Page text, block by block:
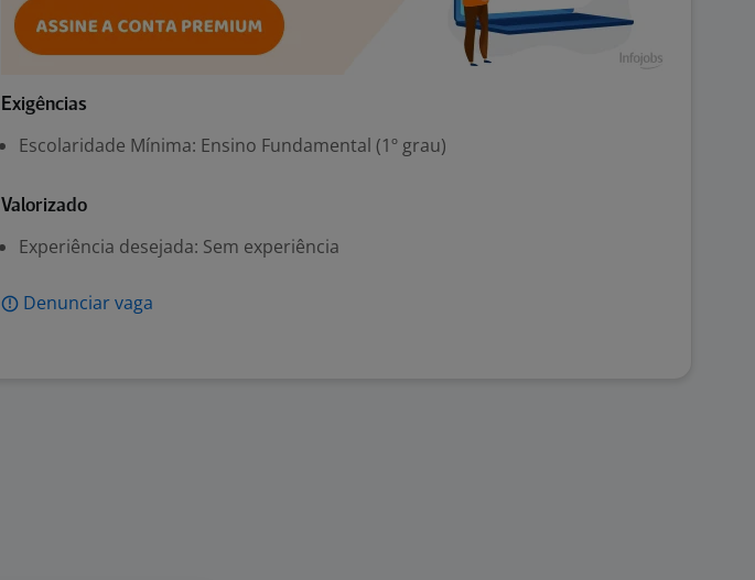
Exigências
Escolaridade Mínima: Ensino Fundamental (1º grau)
Valorizado
Experiência desejada: Sem experiência
Denunciar vaga